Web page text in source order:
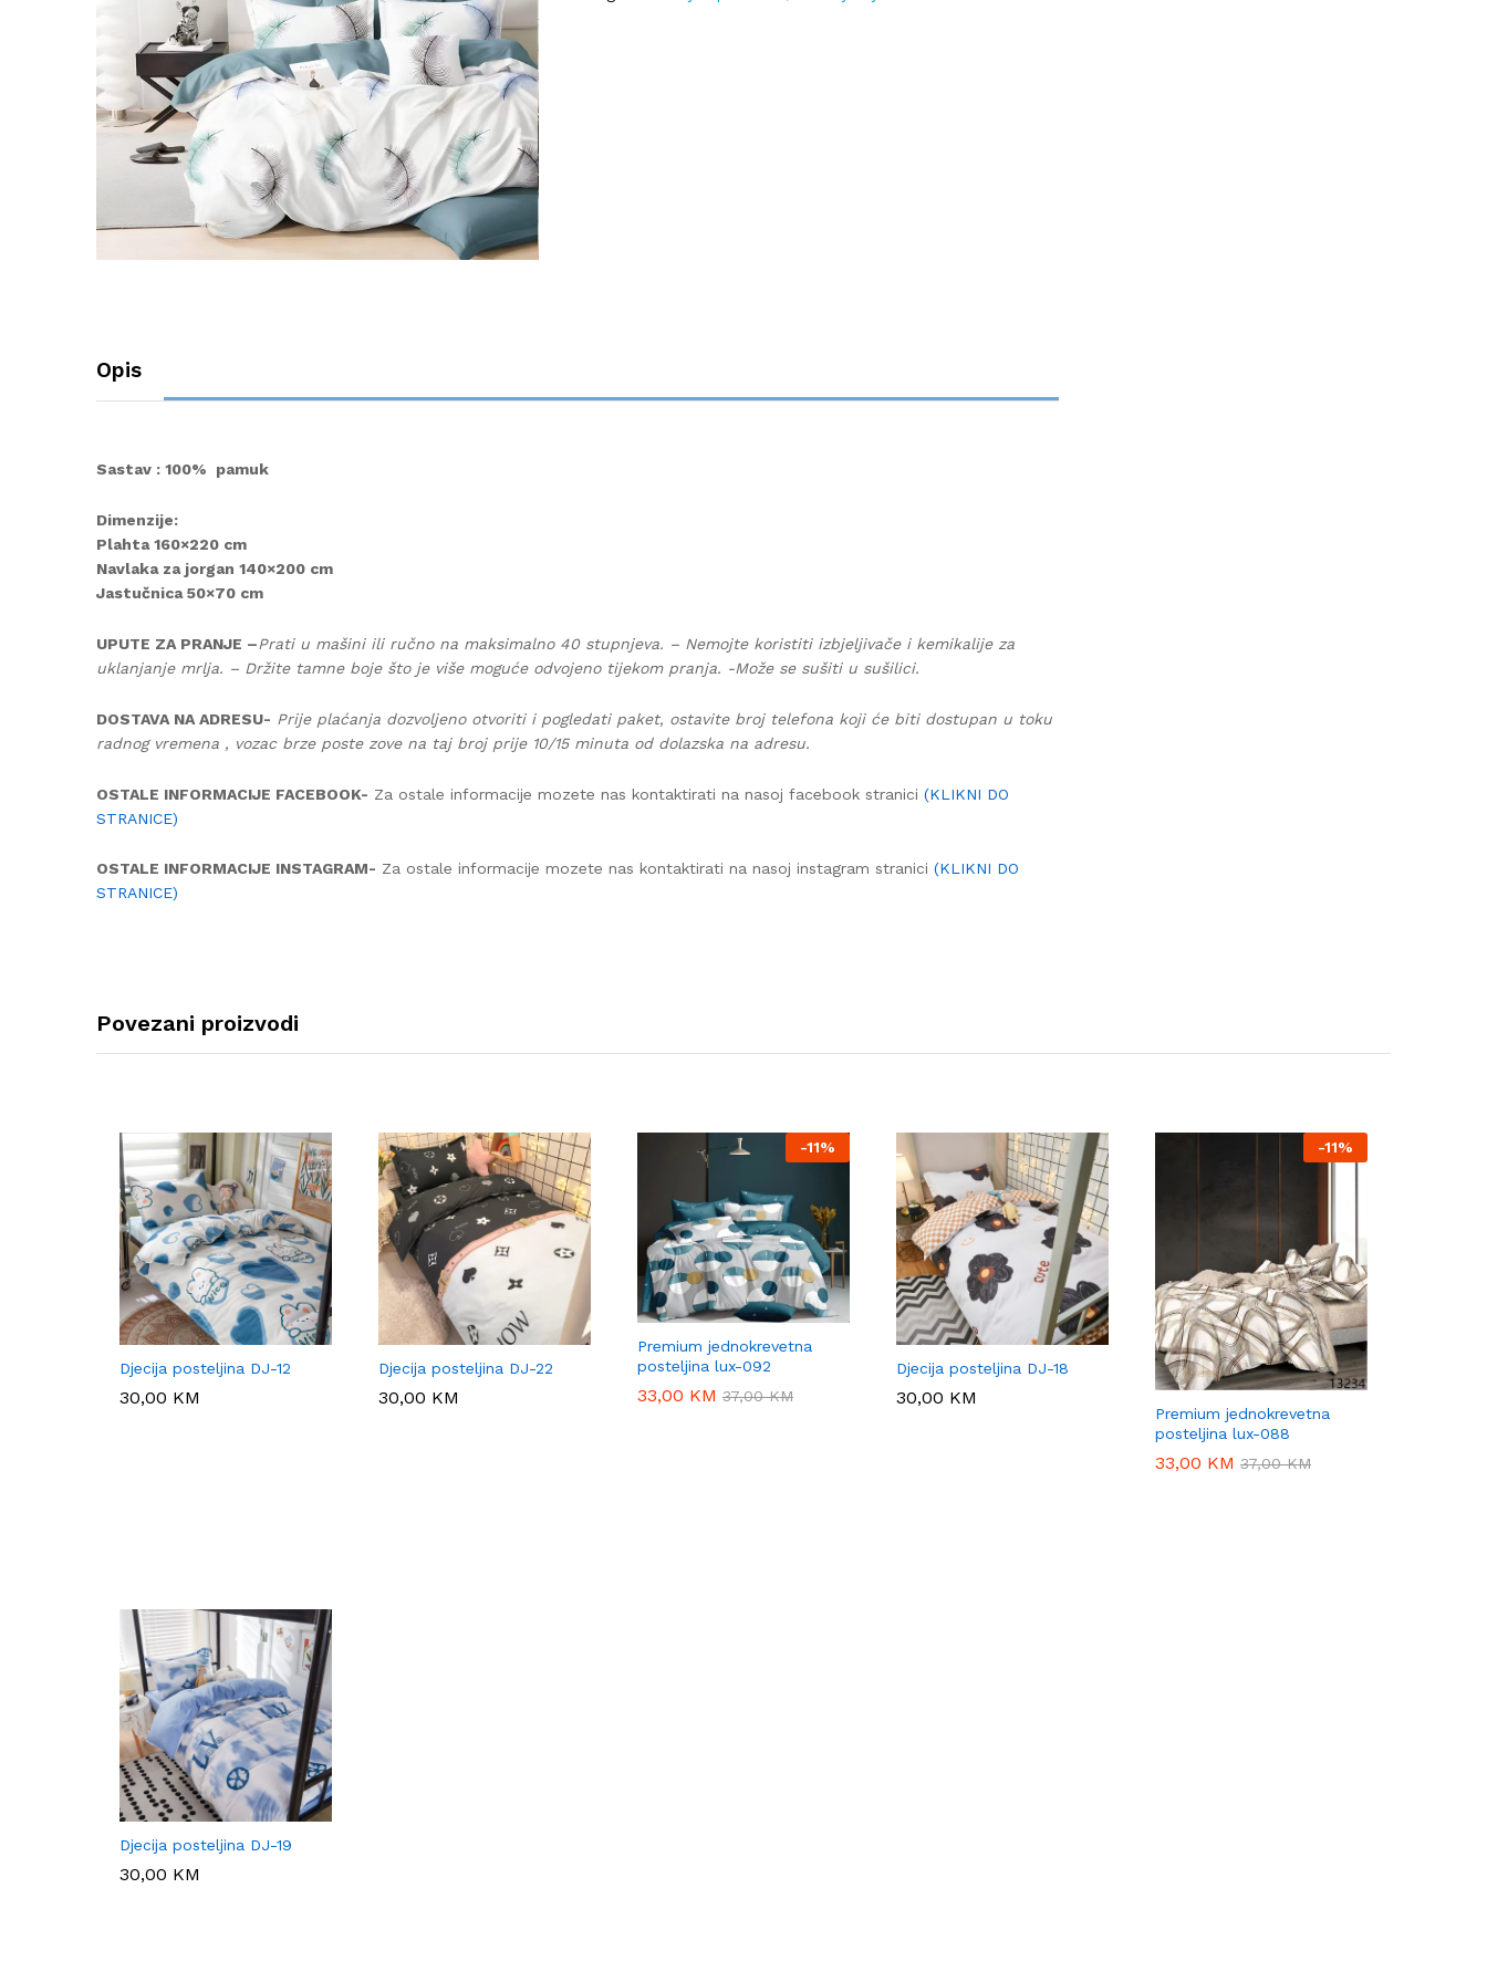
Opis
Sastav : 100% pamuk
Dimenzije:
Plahta 160×220 cm
Navlaka za jorgan 140×200 cm
Jastučnica 50×70 cm
UPUTE ZA PRANJE –Prati u mašini ili ručno na maksimalno 40 stupnjeva. – Nemojte koristiti izbjeljivače i kemikalije za
uklanjanje mrlja. – Držite tamne boje što je više moguće odvojeno tijekom pranja. -Može se sušiti u sušilici.
DOSTAVA NA ADRESU- Prije plaćanja dozvoljeno otvoriti i pogledati paket, ostavite broj telefona koji će biti dostupan u toku
radnog vremena , vozac brze poste zove na taj broj prije 10/15 minuta od dolazska na adresu.
OSTALE INFORMACIJE FACEBOOK- Za ostale informacije mozete nas kontaktirati na nasoj facebook stranici (KLIKNI DO
STRANICE)
OSTALE INFORMACIJE INSTAGRAM- Za ostale informacije mozete nas kontaktirati na nasoj instagram stranici (KLIKNI DO
STRANICE)
Povezani proizvodi
Djecija posteljina DJ-12
30,00 KM
30,00 KM
Djecija posteljina DJ-22
30,00 KM
30,00 KM
-11%
Premium jednokrevetna
posteljina lux-092
33,00 KM 37,00KM
33,00 KM 37,00KM
Djecija posteljina DJ-18
30,00 KM
30,00 KM
-11%
Premium jednokrevetna
posteljina lux-088
33,00 KM 37,00KM
33,00 KM 37,00KM
Djecija posteljina DJ-19
30,00 KM
30,00 KM